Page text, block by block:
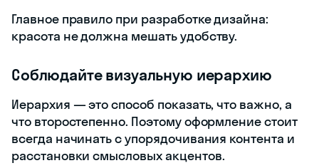
Главное правило при разработке дизайна:
красота не должна мешать удобству.
Соблюдайте визуальную иерархию
Иерархия — это способ показать, что важно, а
что второстепенно. Поэтому оформление стоит
всегда начинать с упорядочивания контента и
расстановки смысловых акцентов.